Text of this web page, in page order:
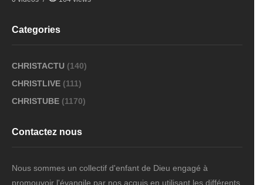
Categories
CHRISTACTU (140)
CHRISTLIVE (111)
CHRISTUBE (1170)
Contactez nous
Nous sommes un collectif d'enfant de Dieu engagé à
promouvoir l'évangile par nos acquis en utilisant les différents